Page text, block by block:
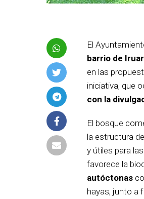
El
barrio de
en las
iniciativa, que
con la
El bosque
la estructura
y útiles para
favorece la
autóctonas
hayas, junto a